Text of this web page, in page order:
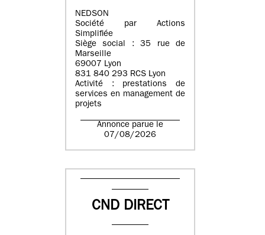
NEDSON
Société par Actions
Simplifiée
Siège social : 35 rue de
Marseille
69007 Lyon
831 840 293 RCS Lyon
Activité : prestations de
services en management de
projets
Annonce parue le
07/08/2026
CND DIRECT